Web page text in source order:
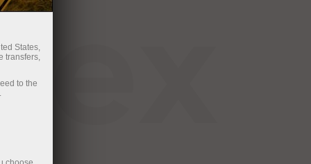
States,
transfers,
to the